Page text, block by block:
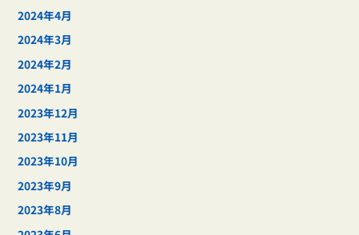
2024年4月
2024年3月
2024年2月
2024年1月
2023年12月
2023年11月
2023年10月
2023年9月
2023年8月